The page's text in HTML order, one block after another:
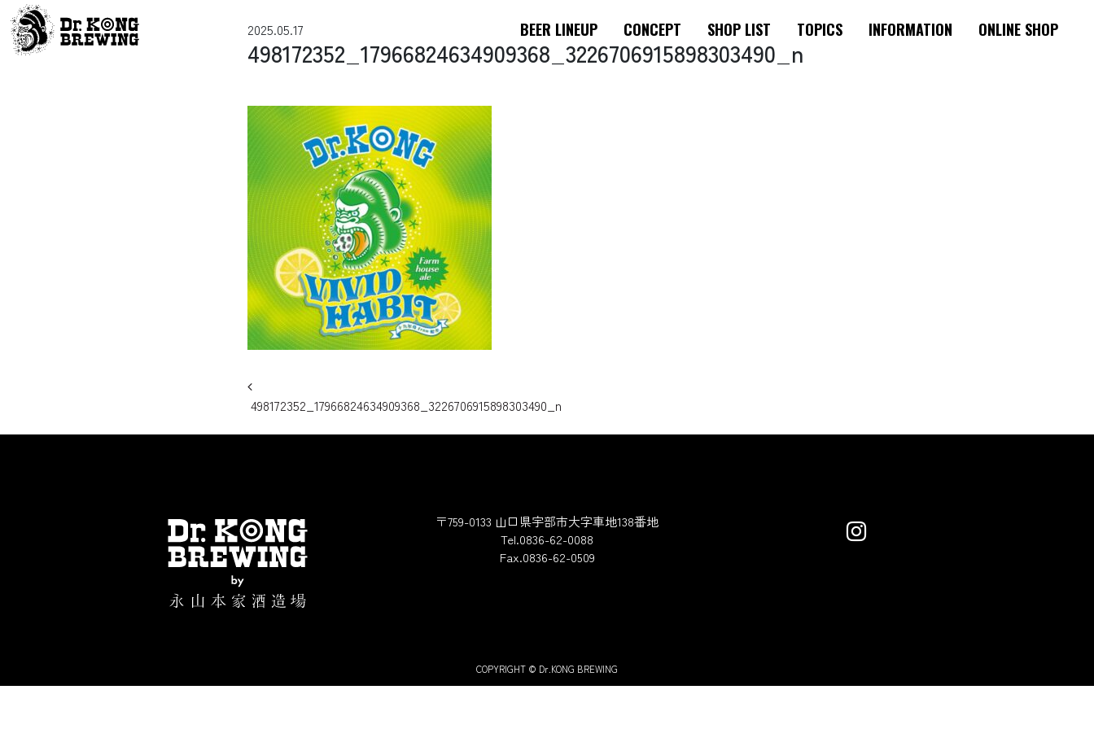
コンテンツへスキップ
メインナビゲーション BEER LINEUP CONCEPT SHOP LIST TOPICS INFORMATION ONLINE SHOP
2025.05.17
498172352_17966824634909368_3226706915898303490_n
投稿ナビゲーション
498172352_17966824634909368_3226706915898303490_n
〒759-0133 山口県宇部市大字車地138番地
Tel.0836-62-0088
Fax.0836-62-0509
COPYRIGHT © Dr.KONG BREWING